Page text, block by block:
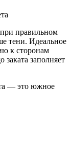
правильном
тени. Идеальное
к сторонам
заката заполняет
— это южное